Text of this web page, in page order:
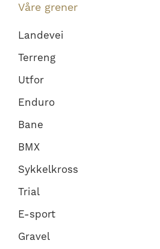
Våre grener
Landevei
Terreng
Utfor
Enduro
Bane
BMX
Sykkelkross
Trial
E-sport
Gravel